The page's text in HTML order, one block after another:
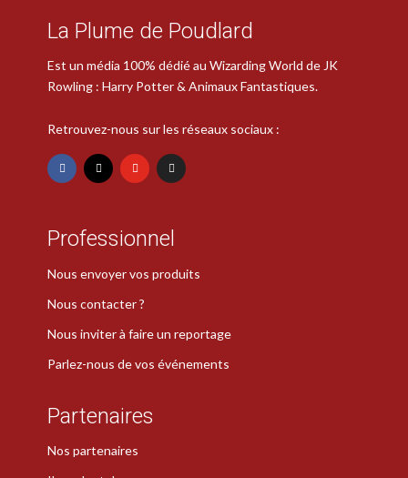
La Plume de Poudlard
Est un média 100% dédié au Wizarding World de JK
Rowling : Harry Potter & Animaux Fantastiques.
Retrouvez-nous sur les réseaux sociaux :
Professionnel
Nous envoyer vos produits
Nous contacter ?
Nous inviter à faire un reportage
Parlez-nous de vos événements
Partenaires
Nos partenaires